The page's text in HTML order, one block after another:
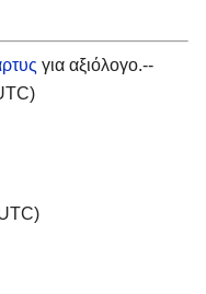
για αξιόλογο.--